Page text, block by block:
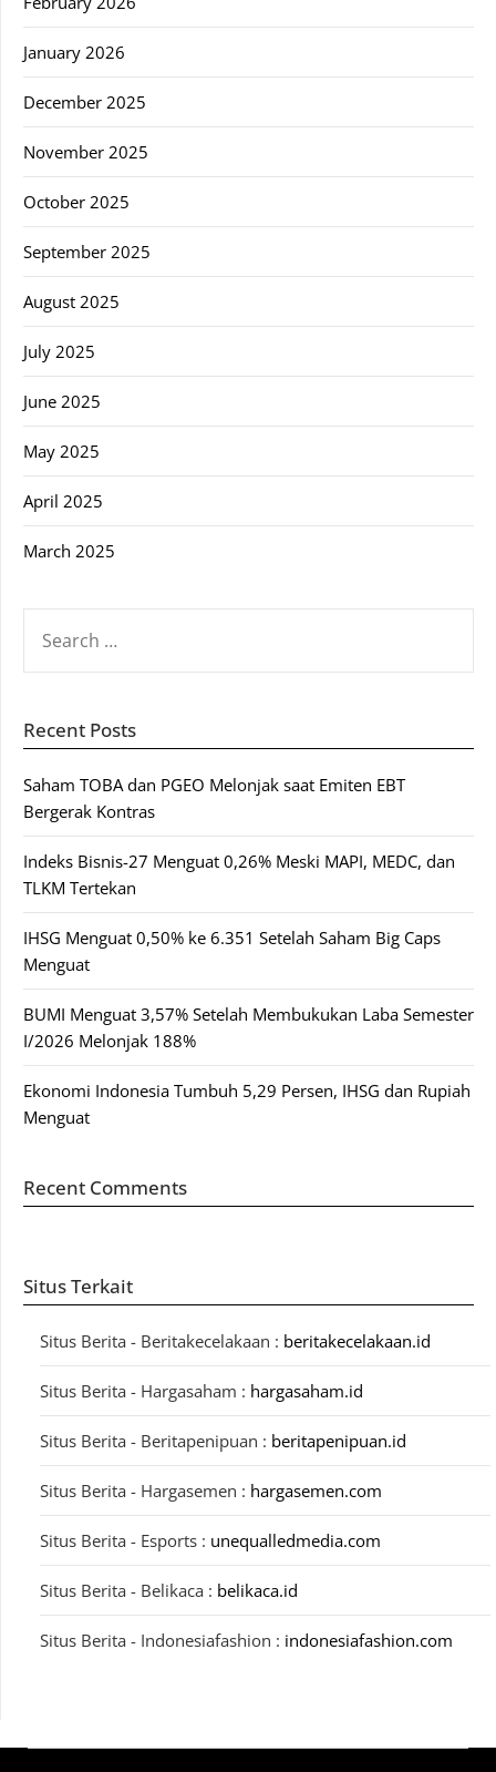
January 2026
December 2025
November 2025
October 2025
September 2025
August 2025
July 2025
June 2025
May 2025
April 2025
March 2025
FOR:
Recent Posts
Saham TOBA dan PGEO Melonjak saat Emiten EBT
Bergerak Kontras
Indeks Bisnis-27 Menguat 0,26% Meski MAPI, MEDC, dan
TLKM Tertekan
IHSG Menguat 0,50% ke 6.351 Setelah Saham Big Caps
Menguat
BUMI Menguat 3,57% Setelah Membukukan Laba Semester
I/2026 Melonjak 188%
Ekonomi Indonesia Tumbuh 5,29 Persen, IHSG dan Rupiah
Menguat
Recent Comments
Situs Terkait
Situs Berita - Beritakecelakaan : beritakecelakaan.id
Situs Berita - Hargasaham : hargasaham.id
Situs Berita - Beritapenipuan : beritapenipuan.id
Situs Berita - Hargasemen : hargasemen.com
Situs Berita - Esports : unequalledmedia.com
Situs Berita - Belikaca : belikaca.id
Situs Berita - Indonesiafashion : indonesiafashion.com